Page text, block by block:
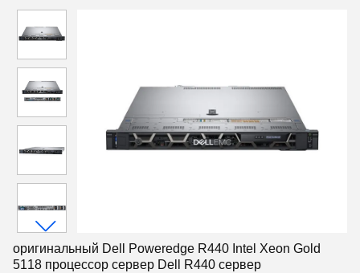
оригинальный Dell Poweredge R440 Intel Xeon Gold
5118 процессор сервер Dell R440 сервер